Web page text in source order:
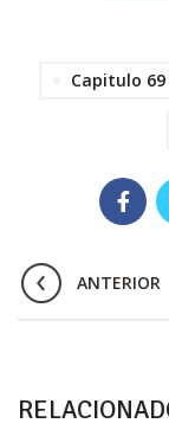
Capitulo
ANTERIOR